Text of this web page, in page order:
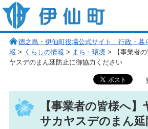
伊仙町 健康・長寿と子宝の町
徳之島・伊仙町役場公式サイト｜行政・暮
報 > くらしの情報 > まち・環境> 【事業者の
ヤスデのまん延防止に御協力ください
【事業者の皆様へ】
サカヤスデのまん延